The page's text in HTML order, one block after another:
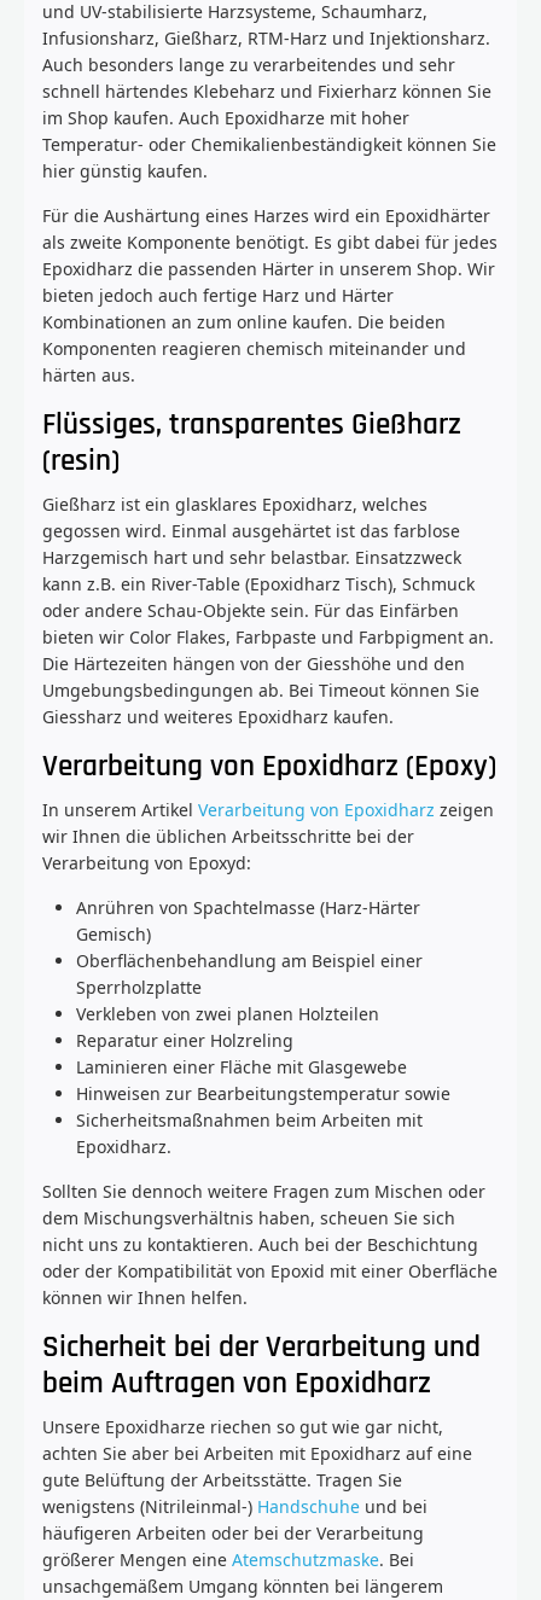
und UV-stabilisierte Harzsysteme, Schaumharz,
Infusionsharz, Gießharz, RTM-Harz und Injektionsharz.
Auch besonders lange zu verarbeitendes und sehr
schnell härtendes Klebeharz und Fixierharz können Sie
im Shop kaufen. Auch Epoxidharze mit hoher
Temperatur- oder Chemikalienbeständigkeit können Sie
hier günstig kaufen.
Für die Aushärtung eines Harzes wird ein Epoxidhärter
als zweite Komponente benötigt. Es gibt dabei für jedes
Epoxidharz die passenden Härter in unserem Shop. Wir
bieten jedoch auch fertige Harz und Härter
Kombinationen an zum online kaufen. Die beiden
Komponenten reagieren chemisch miteinander und
härten aus.
Flüssiges, transparentes Gießharz
(resin)
Gießharz ist ein glasklares Epoxidharz, welches
gegossen wird. Einmal ausgehärtet ist das farblose
Harzgemisch hart und sehr belastbar. Einsatzzweck
kann z.B. ein River-Table (Epoxidharz Tisch), Schmuck
oder andere Schau-Objekte sein. Für das Einfärben
bieten wir Color Flakes, Farbpaste und Farbpigment an.
Die Härtezeiten hängen von der Giesshöhe und den
Umgebungsbedingungen ab. Bei Timeout können Sie
Giessharz und weiteres Epoxidharz kaufen.
Verarbeitung von Epoxidharz (Epoxy)
In unserem Artikel Verarbeitung von Epoxidharz zeigen
wir Ihnen die üblichen Arbeitsschritte bei der
Verarbeitung von Epoxyd:
Anrühren von Spachtelmasse (Harz-Härter
Gemisch)
Oberflächenbehandlung am Beispiel einer
Sperrholzplatte
Verkleben von zwei planen Holzteilen
Reparatur einer Holzreling
Laminieren einer Fläche mit Glasgewebe
Hinweisen zur Bearbeitungstemperatur sowie
Sicherheitsmaßnahmen beim Arbeiten mit
Epoxidharz.
Sollten Sie dennoch weitere Fragen zum Mischen oder
dem Mischungsverhältnis haben, scheuen Sie sich
nicht uns zu kontaktieren. Auch bei der Beschichtung
oder der Kompatibilität von Epoxid mit einer Oberfläche
können wir Ihnen helfen.
Sicherheit bei der Verarbeitung und
beim Auftragen von Epoxidharz
Unsere Epoxidharze riechen so gut wie gar nicht,
achten Sie aber bei Arbeiten mit Epoxidharz auf eine
gute Belüftung der Arbeitsstätte. Tragen Sie
wenigstens (Nitrileinmal-) Handschuhe und bei
häufigeren Arbeiten oder bei der Verarbeitung
größerer Mengen eine Atemschutzmaske. Bei
unsachgemäßem Umgang könnten bei längerem